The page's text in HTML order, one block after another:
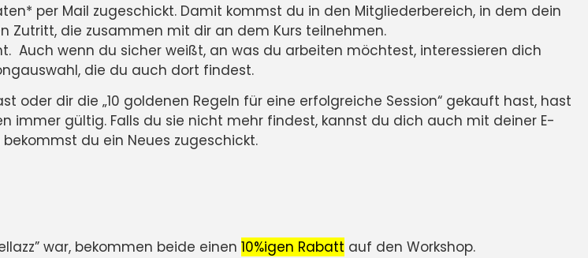
* per Mail zugeschickt. Damit kommst du in den Mitgliederbereich, in dem dein
Zutritt, die zusammen mit dir an dem Kurs teilnehmen.
Auch wenn du sicher weißt, an was du arbeiten möchtest, interessieren dich
, die du auch dort findest.
oder dir die „10 goldenen Regeln für eine erfolgreiche Session“ gekauft hast, hast
immer gültig. Falls du sie nicht mehr findest, kannst du dich auch mit deiner E-
du ein Neues zugeschickt.
war, bekommen beide einen 10%igen Rabatt auf den Workshop.